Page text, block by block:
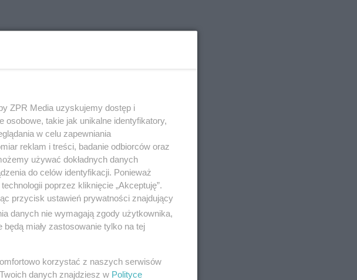
przyszłych
systemem
ZPR Media uzyskujemy dostęp i
takie jak unikalne identyfikatory,
w celu zapewniania
reklam i treści, badanie odbiorców oraz
używać dokładnych danych
do celów identyfikacji. Ponieważ
poprzez kliknięcie „Akceptuję”.
przycisk ustawień prywatności znajdujący
danych nie wymagają zgody użytkownika,
miały zastosowanie tylko na tej
korzystać z naszych serwisów
danych znajdziesz w Polityce